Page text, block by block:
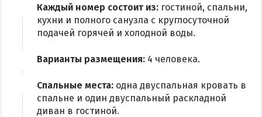
Отдых зимой и в межсезонье
Недорогой отдых
Отдых с бассейном
Отдых на первой линии
Квартиры посуточно
Каждый номер состоит из: гостиной, спальни,
кухни и полного санузла с круглосуточной
подачей горячей и холодной воды.
Варианты размещения: 4 человека.
Спальные места: одна двуспальная кровать в
спальне и один двуспальный раскладной
диван в гостиной.